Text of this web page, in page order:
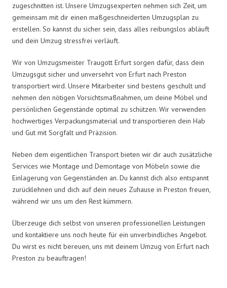
zugeschnitten ist. Unsere Umzugsexperten nehmen sich Zeit, um
gemeinsam mit dir einen maßgeschneiderten Umzugsplan zu
erstellen. So kannst du sicher sein, dass alles reibungslos abläuft
und dein Umzug stressfrei verläuft.
Wir von Umzugsmeister Traugott Erfurt sorgen dafür, dass dein
Umzugsgut sicher und unversehrt von Erfurt nach Preston
transportiert wird. Unsere Mitarbeiter sind bestens geschult und
nehmen den nötigen Vorsichtsmaßnahmen, um deine Möbel und
persönlichen Gegenstände optimal zu schützen. Wir verwenden
hochwertiges Verpackungsmaterial und transportieren dein Hab
und Gut mit Sorgfalt und Präzision.
Neben dem eigentlichen Transport bieten wir dir auch zusätzliche
Services wie Montage und Demontage von Möbeln sowie die
Einlagerung von Gegenständen an. Du kannst dich also entspannt
zurücklehnen und dich auf dein neues Zuhause in Preston freuen,
während wir uns um den Rest kümmern.
Überzeuge dich selbst von unseren professionellen Leistungen
und kontaktiere uns noch heute für ein unverbindliches Angebot.
Du wirst es nicht bereuen, uns mit deinem Umzug von Erfurt nach
Preston zu beauftragen!